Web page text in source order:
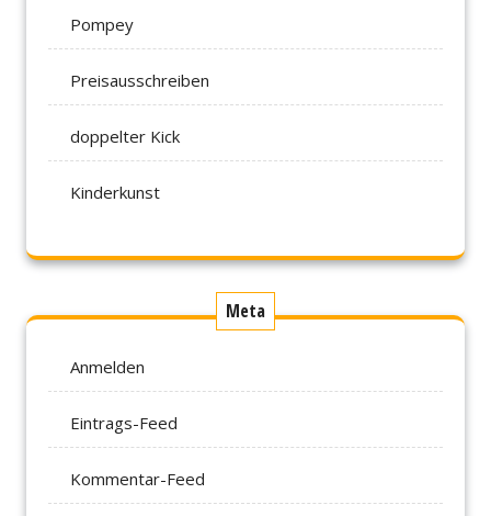
Pompey
Preisausschreiben
doppelter Kick
Kinderkunst
Meta
Anmelden
Eintrags-Feed
Kommentar-Feed